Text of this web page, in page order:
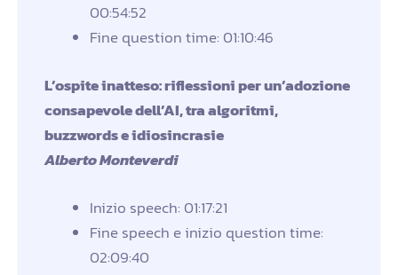
00:54:52
Fine question time: 01:10:46
L’ospite inatteso: riflessioni per un’adozione
consapevole dell’AI, tra algoritmi,
buzzwords e idiosincrasie
Alberto Monteverdi
Inizio speech: 01:17:21
Fine speech e inizio question time:
02:09:40